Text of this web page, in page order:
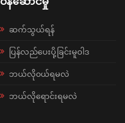
ဆက်သွယ်ရန်
ပြန်လည်ပေးပို့ခြင်းမူဝါဒ
ဘယ်လို၀ယ်ရမလဲ
ဘယ်လိုရောင်းရမလဲ